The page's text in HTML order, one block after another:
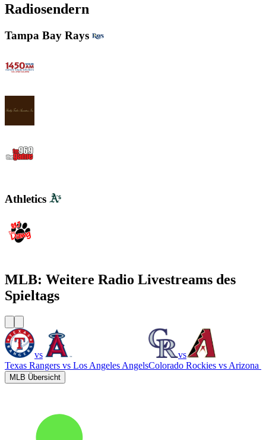
Radiosendern
Tampa Bay Rays
Athletics
MLB: Weitere Radio Livestreams des
Spieltags
vs
Texas Rangers vs Los Angeles Angels
vs
Colorado Rockies vs Arizona
MLB Übersicht